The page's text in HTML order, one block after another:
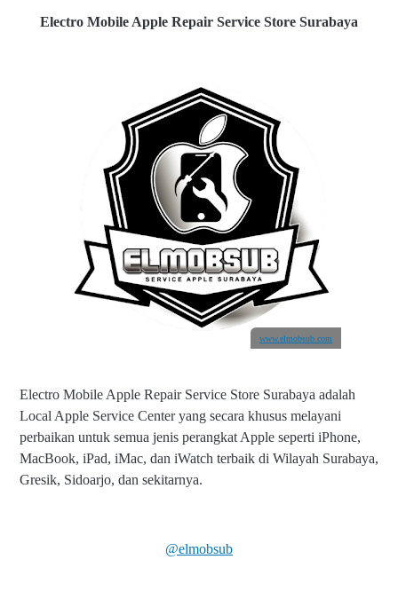
Electro Mobile Apple Repair Service Store Surabaya
www.elmobsub.com
Electro Mobile Apple Repair Service Store Surabaya adalah
Local Apple Service Center yang secara khusus melayani
perbaikan untuk semua jenis perangkat Apple seperti iPhone,
MacBook, iPad, iMac, dan iWatch terbaik di Wilayah Surabaya,
Gresik, Sidoarjo, dan sekitarnya.
@elmobsub